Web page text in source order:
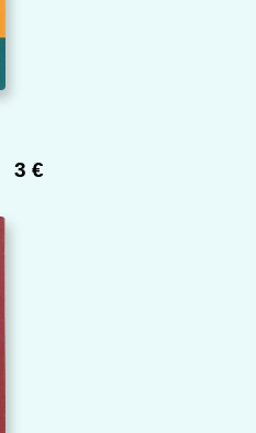
3 €